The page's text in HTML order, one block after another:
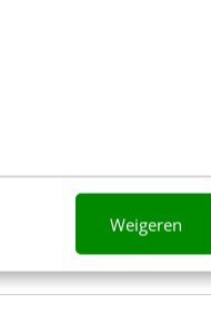
Weigeren
Er zijn
mobiel,
zal dat
veeleisender.
is ingezet, is
beoordelen.